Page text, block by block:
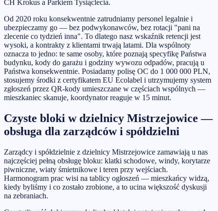
CH Krokus a Parkiem Tysiąclecia.
Od 2020 roku konsekwentnie zatrudniamy personel legalnie i
ubezpieczamy go — bez podwykonawców, bez rotacji "pani na
zlecenie co tydzień inna". To dlatego nasz wskaźnik retencji jest
wysoki, a kontrakty z klientami trwają latami. Dla wspólnoty
oznacza to jedno: te same osoby, które poznają specyfikę Państwa
budynku, kody do garażu i godziny wywozu odpadów, pracują u
Państwa konsekwentnie. Posiadamy polisę OC do 1 000 000 PLN,
stosujemy środki z certyfikatem EU Ecolabel i utrzymujemy system
zgłoszeń przez QR-kody umieszczane w częściach wspólnych —
mieszkaniec skanuje, koordynator reaguje w 15 minut.
Czyste bloki w dzielnicy Mistrzejowice —
obsługa dla zarządców i spółdzielni
Zarządcy i spółdzielnie z dzielnicy Mistrzejowice zamawiają u nas
najczęściej pełną obsługę bloku: klatki schodowe, windy, korytarze
piwniczne, wiaty śmietnikowe i teren przy wejściach.
Harmonogram prac wisi na tablicy ogłoszeń — mieszkańcy widzą,
kiedy byliśmy i co zostało zrobione, a to ucina większość dyskusji
na zebraniach.